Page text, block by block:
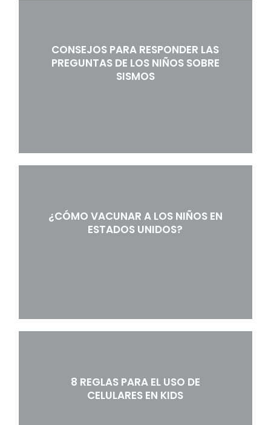
CONSEJOS PARA RESPONDER LAS
PREGUNTAS DE LOS NIÑOS SOBRE
SISMOS
¿CÓMO VACUNAR A LOS NIÑOS EN
ESTADOS UNIDOS?
8 REGLAS PARA EL USO DE
CELULARES EN KIDS